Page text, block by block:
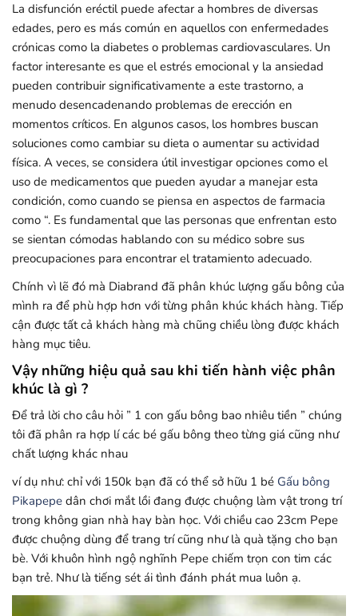
La disfunción eréctil puede afectar a hombres de diversas
edades, pero es más común en aquellos con enfermedades
crónicas como la diabetes o problemas cardiovasculares. Un
factor interesante es que el estrés emocional y la ansiedad
pueden contribuir significativamente a este trastorno, a
menudo desencadenando problemas de erección en
momentos críticos. En algunos casos, los hombres buscan
soluciones como cambiar su dieta o aumentar su actividad
física. A veces, se considera útil investigar opciones como el
uso de medicamentos que pueden ayudar a manejar esta
condición, como cuando se piensa en aspectos de farmacia
como “. Es fundamental que las personas que enfrentan esto
se sientan cómodas hablando con su médico sobre sus
preocupaciones para encontrar el tratamiento adecuado.
Chính vì lẽ đó mà Diabrand đã phân khúc lượng gấu bông của
mình ra để phù hợp hơn với từng phân khúc khách hàng. Tiếp
cận được tất cả khách hàng mà chũng chiều lòng được khách
hàng mục tiêu.
Vậy những hiệu quả sau khi tiến hành việc phân
khúc là gì ?
Để trả lời cho câu hỏi ” 1 con gấu bông bao nhiêu tiền ” chúng
tôi đã phân ra hợp lí các bé gấu bông theo từng giá cũng như
chất lượng khác nhau
ví dụ như: chỉ với 150k bạn đã có thể sở hữu 1 bé Gấu bông
Pikapepe dân chơi mắt lồi đang được chuộng làm vật trong trí
trong không gian nhà hay bàn học. Với chiều cao 23cm Pepe
được chuộng dùng để trang trí cũng như là quà tặng cho bạn
bè. Với khuôn hình ngộ nghĩnh Pepe chiếm trọn con tim các
bạn trẻ. Như là tiếng sét ái tình đánh phát mua luôn ạ.